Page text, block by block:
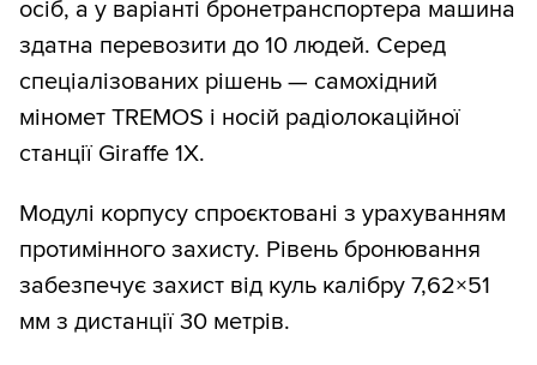
осіб, а у варіанті бронетранспортера машина
здатна перевозити до 10 людей. Серед
спеціалізованих рішень — самохідний
міномет TREMOS і носій радіолокаційної
станції Giraffe 1X.
Модулі корпусу спроєктовані з урахуванням
протимінного захисту. Рівень бронювання
забезпечує захист від куль калібру 7,62×51
мм з дистанції 30 метрів.